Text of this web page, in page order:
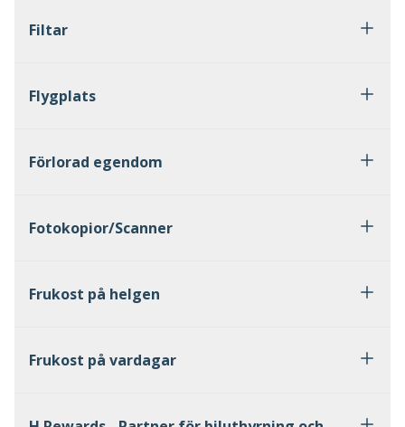
Filtar
Flygplats
Förlorad egendom
Fotokopior/Scanner
Frukost på helgen
Frukost på vardagar